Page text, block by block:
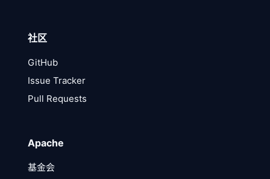
社区
GitHub
Issue Tracker
Pull Requests
Apache
基金会